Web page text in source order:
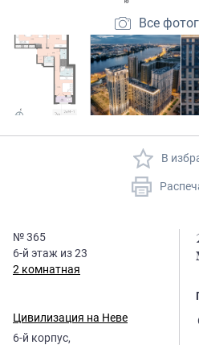
Все
В
№365
6-й этаж из23
2 комнатная
Цивилизация на Неве
6-й корпус,